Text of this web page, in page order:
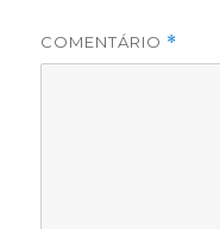
COMENTÁRIO *